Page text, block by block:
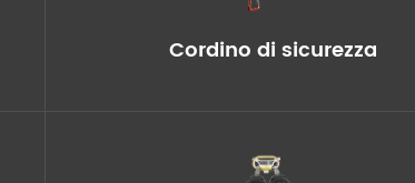
Cordino di sicurezza